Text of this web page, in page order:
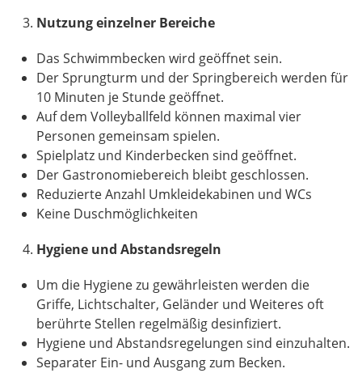
Nutzung einzelner Bereiche
Das Schwimmbecken wird geöffnet sein.
Der Sprungturm und der Springbereich werden für
10 Minuten je Stunde geöffnet.
Auf dem Volleyballfeld können maximal vier
Personen gemeinsam spielen.
Spielplatz und Kinderbecken sind geöffnet.
Der Gastronomiebereich bleibt geschlossen.
Reduzierte Anzahl Umkleidekabinen und WCs
Keine Duschmöglichkeiten
Hygiene und Abstandsregeln
Um die Hygiene zu gewährleisten werden die
Griffe, Lichtschalter, Geländer und Weiteres oft
berührte Stellen regelmäßig desinfiziert.
Hygiene und Abstandsregelungen sind einzuhalten.
Separater Ein- und Ausgang zum Becken.